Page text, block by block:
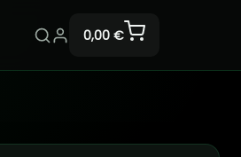
0,00 €